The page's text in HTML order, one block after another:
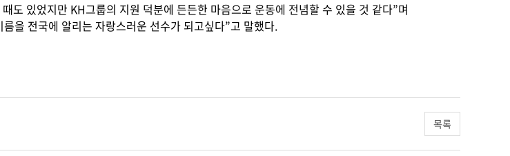
도 있었지만 KH그룹의 지원 덕분에 든든한 마음으로 운동에 전념할 수 있을 것 같다”며
을 전국에 알리는 자랑스러운 선수가 되고싶다”고 말했다.
목록